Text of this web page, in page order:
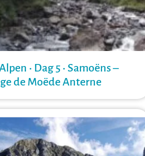
• Dag 5 • Samoëns –
de Moëde Anterne